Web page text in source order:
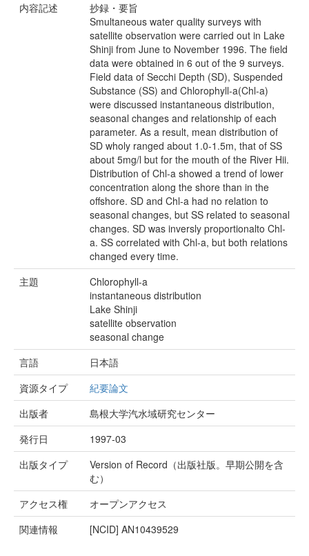
内容記述
抄録・要旨
Smultaneous water quality surveys with
satellite observation were carried out in Lake
Shinji from June to November 1996. The field
data were obtained in 6 out of the 9 surveys.
Field data of Secchi Depth (SD), Suspended
Substance (SS) and Chlorophyll-a(Chl-a)
were discussed instantaneous distribution,
seasonal changes and relationship of each
parameter. As a result, mean distribution of
SD wholy ranged about 1.0-1.5m, that of SS
about 5mg/l but for the mouth of the River Hii.
Distribution of Chl-a showed a trend of lower
concentration along the shore than in the
offshore. SD and Chl-a had no relation to
seasonal changes, but SS related to seasonal
changes. SD was inversly proportionalto Chl-
a. SS correlated with Chl-a, but both relations
changed every time.
主題
Chlorophyll-a
instantaneous distribution
Lake Shinji
satellite observation
seasonal change
言語
日本語
資源タイプ
紀要論文
出版者
島根大学汽水域研究センター
発行日
1997-03
出版タイプ
Version of Record（出版社版。早期公開を含
む）
アクセス権
オープンアクセス
関連情報
[NCID] AN10439529